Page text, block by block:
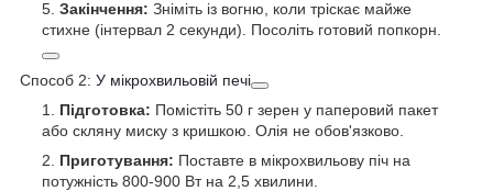
Закінчення: Зніміть із вогню, коли тріскає майже
стихне (інтервал 2 секунди). Посоліть готовий попкорн.
Способ 2: У мікрохвильовій печі
Підготовка: Помістіть 50 г зерен у паперовий пакет
або скляну миску з кришкою. Олія не обов'язково.
Приготування: Поставте в мікрохвильову піч на
потужність 800-900 Вт на 2,5 хвилини.